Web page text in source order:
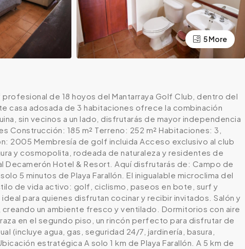
5 More
de 18 hoyos del Mantarraya Golf Club, dentro del
casa adosada de 3 habitaciones ofrece la combinación
sin vecinos a un lado, disfrutarás de mayor independencia
185 m² Terreno: 252 m² Habitaciones: 3,
2005 Membresía de golf incluida Acceso exclusivo al club
y cosmopolita, rodeada de naturaleza y residentes de
Hotel & Resort. Aquí disfrutarás de: Campo de
5 minutos de Playa Farallón. El inigualable microclima del
de vida activo: golf, ciclismo, paseos en bote, surf y
para quienes disfrutan cocinar y recibir invitados. Salón y
un ambiente fresco y ventilado. Dormitorios con aire
en el segundo piso, un rincón perfecto para disfrutar de
agua, gas, seguridad 24/7, jardinería, basura,
estratégica A solo 1 km de Playa Farallón. A 5 km de